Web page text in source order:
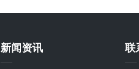
新闻资讯 联